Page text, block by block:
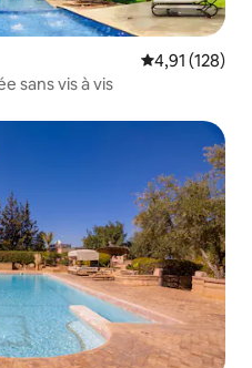
Évaluation
4,91 (128)
sans vis à vis